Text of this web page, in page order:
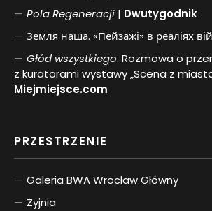
PolaRegeneracji | Dwutygodnik
Земля наша. «Пейзажі» в реаліях
Głód wszystkiego. Rozmowa o
z kuratorami wystawy „Scena z
Miejmiejsce.com
PRZESTRZENIE
Galeria BWA Wrocław Główny
Żyjnia